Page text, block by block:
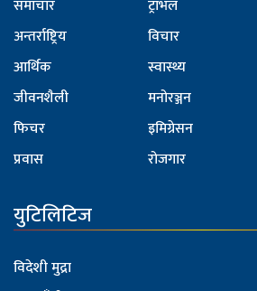
समाचार
अन्तर्राष्ट्रिय
आर्थिक
जीवनशैली
फिचर
प्रवास
ट्राभल
विचार
स्वास्थ्य
मनोरञ्जन
इमिग्रेसन
रोजगार
युटिलिटिज
विदेशी मुद्रा